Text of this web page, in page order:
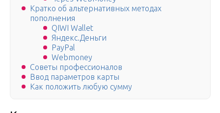
Кратко об альтернативных методах
пополнения
QIWI Wallet
Яндекс.Деньги
PayPal
Webmoney
Советы профессионалов
Ввод параметров карты
Как положить любую сумму